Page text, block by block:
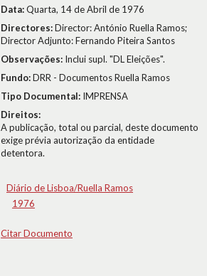
Data:Quarta, 14 de Abril de 1976
Directores:Director: António Ruella Ramos;
Director Adjunto: Fernando Piteira Santos
Observações: Inclui supl. "DL Eleições".
Fundo:DRR - Documentos Ruella Ramos
Tipo Documental: IMPRENSA
Direitos:
A publicação, total ou parcial, deste documento
exige prévia autorização da entidade
detentora.
Diário de Lisboa/Ruella Ramos
1976
Citar Documento